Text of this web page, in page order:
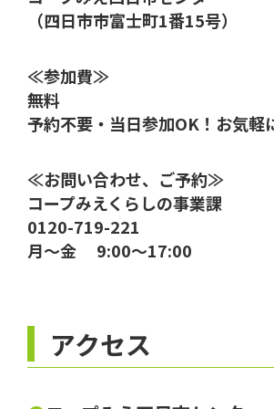
（四日市市富士町1番15号）
≪参加費≫
無料
予約不要・当日参加OK！お気軽
≪お問い合わせ、ご予約≫
コープみえくらしの事業課
0120-719-221
月～金 9:00～17:00
アクセス